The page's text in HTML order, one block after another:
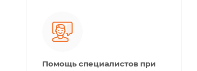
Помощь специалистов при